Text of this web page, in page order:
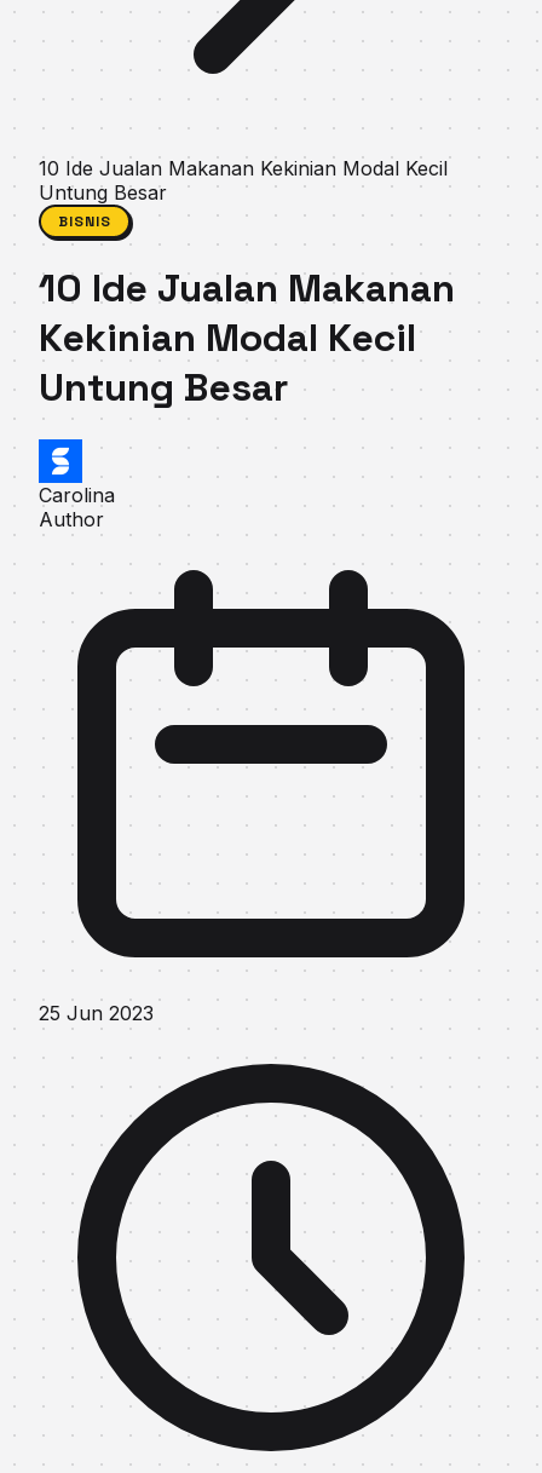
10 Ide Jualan Makanan Kekinian Modal Kecil
Untung Besar
BISNIS
10 Ide Jualan Makanan
Kekinian Modal Kecil
Untung Besar
Carolina
Author
25 Jun 2023